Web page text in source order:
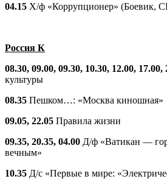
04.15 Х/ф «Коррупционер» (Боевик,
Россия К
08.30, 09.00, 09.30, 10.30, 12.00, 17.00,
культуры
08.35 Пешком…: «Москва киношная»
09.05, 22.05 Правила жизни
09.35, 20.35, 04.00 Д/ф «Ватикан —
вечным»
10.35 Д/с «Первые в мире: